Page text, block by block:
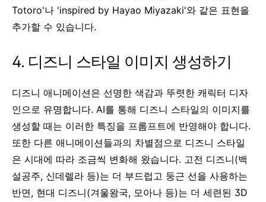
Totoro'나 'inspired by Hayao Miyazaki'와 같은 표현을
추가할 수 있습니다.
4. 디즈니 스타일 이미지 생성하기
디즈니 애니메이션은 선명한 색감과 뚜렷한 캐릭터 디자
인으로 유명합니다. AI를 통해 디즈니 스타일의 이미지를
생성할 때는 이러한 특징을 프롬프트에 반영해야 합니다.
또한 다른 애니메이션들과의 차별점으로 디즈니 스타일
은 시대에 따라 조금씩 변화해 왔습니다. 고전 디즈니(백
설공주, 신데렐라 등)는 더 부드럽고 둥근 선을 사용하는
반면, 현대 디즈니(겨울왕국, 모아나 등)는 더 세련된 3D